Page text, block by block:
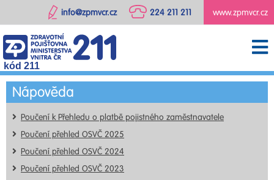
www.zpmvcr.cz
224 211 211
info@zpmvcr.cz
kód 211
Nápověda
Poučení k Přehledu o platbě pojistného zaměstnavatele
Poučení přehled OSVČ 2025
Poučení přehled OSVČ 2024
Poučení přehled OSVČ 2023